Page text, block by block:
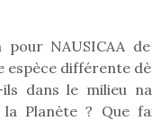
pour NAUSICAA
différente
dans le milieu
Planète ? Que